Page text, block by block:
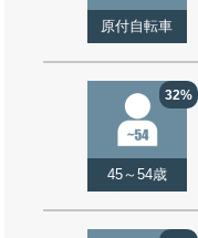
原付自転車
32%
45～54歳